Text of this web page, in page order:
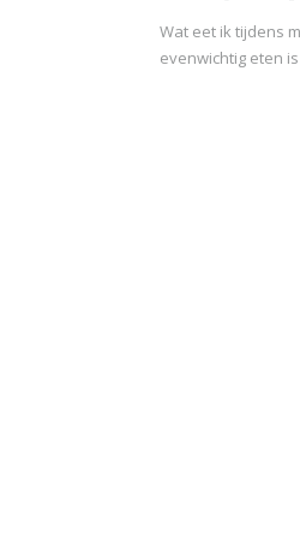
Wat eet ik tijdens
evenwichtig eten